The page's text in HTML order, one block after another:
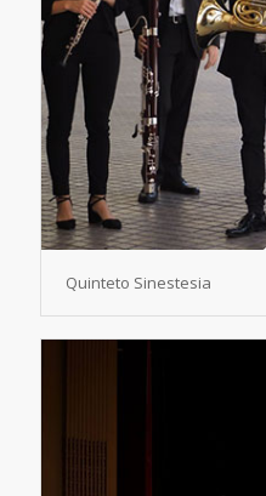
Quinteto Sinestesia